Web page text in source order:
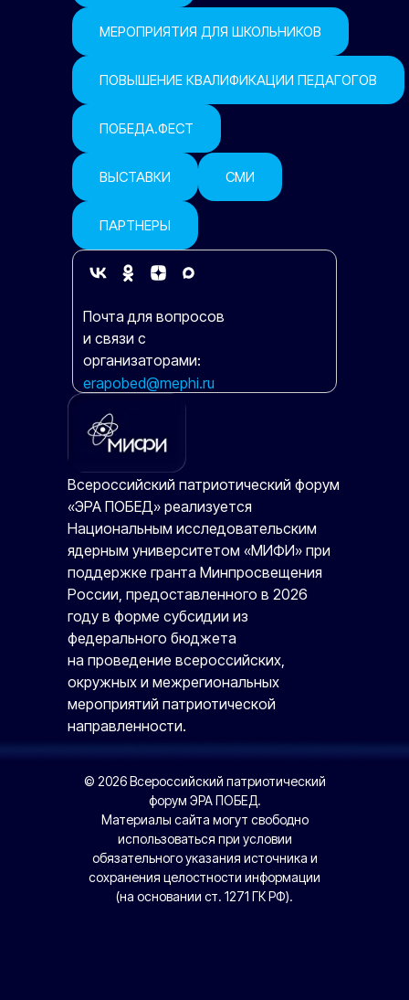
МЕРОПРИЯТИЯ ДЛЯ ШКОЛЬНИКОВ
ПОВЫШЕНИЕ КВАЛИФИКАЦИИ ПЕДАГОГОВ
ПОБЕДА.ФЕСТ
ВЫСТАВКИ СМИ
ПАРТНЕРЫ
Почта для вопросов
и связи с
организаторами:
erapobed@mephi.ru
Всероссийский патриотический форум
«ЭРА ПОБЕД» реализуется
Национальным исследовательским
ядерным университетом «МИФИ» при
поддержке гранта Минпросвещения
России, предоставленного в 2026
году в форме субсидии из
федерального бюджета
на проведение всероссийских,
окружных и межрегиональных
мероприятий патриотической
направленности.
© 2026 Всероссийский патриотический
форум ЭРА ПОБЕД.
Материалы сайта могут свободно
использоваться при условии
обязательного указания источника и
сохранения целостности информации
(на основании ст. 1271 ГК РФ).